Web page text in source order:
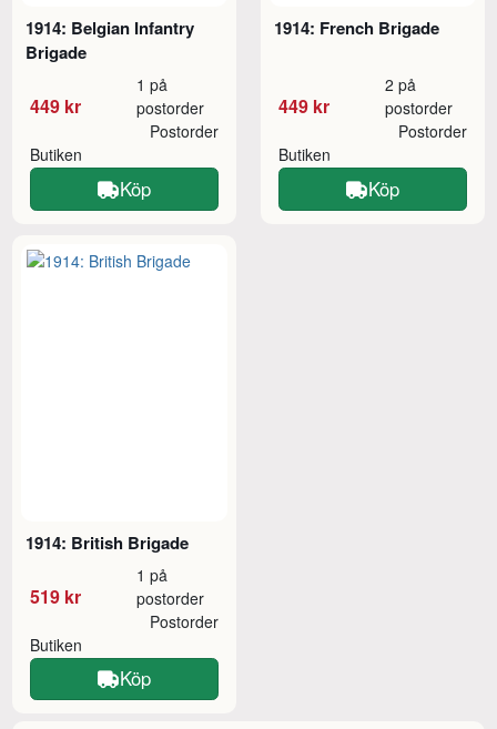
1914: Belgian Infantry
Brigade
449 kr
1 på
postorder
Butiken
Postorder
Köp
1914: French Brigade
449 kr
2 på
postorder
Butiken
Postorder
Köp
1914: British Brigade
519 kr
1 på
postorder
Butiken
Postorder
Köp